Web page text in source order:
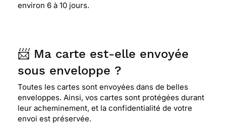
environ 6 à 10 jours.
📨 Ma carte est-elle envoyée
sous enveloppe ?
Toutes les cartes sont envoyées dans de belles
enveloppes. Ainsi, vos cartes sont protégées durant
leur acheminement, et la confidentialité de votre
envoi est préservée.